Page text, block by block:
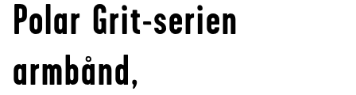
Polar Grit-serien
armbånd,